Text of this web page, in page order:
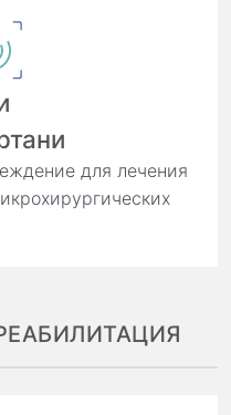
для лечения